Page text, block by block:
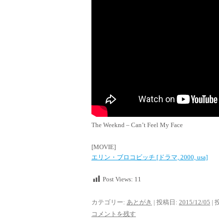
The Weeknd – Can’t Feel My Face
[MOVIE]
エリン・ブロコビッチ [ドラマ, 2000, usa]
Post Views: 11
カテゴリー: あとがき | 投稿日: 2015/12/05 |
コメントを残す